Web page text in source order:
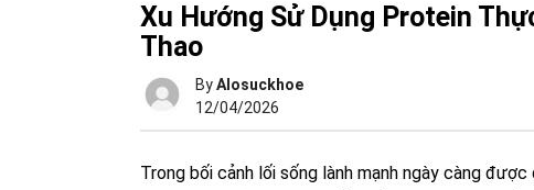
Xu Hướng Sử Dụng Protein
Thao
ByAlosuckhoe
12/04/2026
Trong bối cảnh lối sống lành mạnh ngày càng